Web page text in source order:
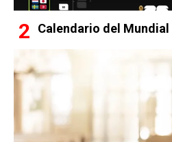
Calendario del